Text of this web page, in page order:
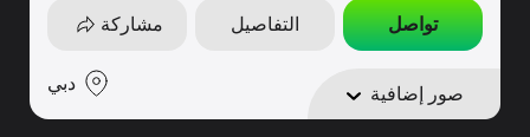
تواصل التفاصيل مشاركة
صور إضافية دبي